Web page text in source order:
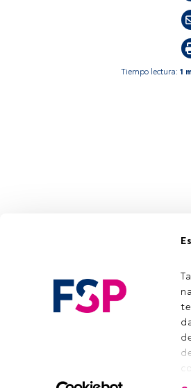
Tiempo lectura: 1